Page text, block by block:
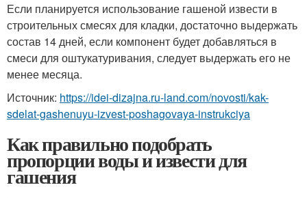
Если планируется использование гашеной извести в
строительных смесях для кладки, достаточно выдержать
состав 14 дней, если компонент будет добавляться в
смеси для оштукатуривания, следует выдержать его не
менее месяца.
Источник: https://idei-dizajna.ru-land.com/novosti/kak-
sdelat-gashenuyu-izvest-poshagovaya-instrukciya
Как правильно подобрать
пропорции воды и извести для
гашения